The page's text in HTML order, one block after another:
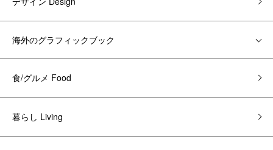
海外のグラフィックブック
食/グルメ Food
暮らし Living